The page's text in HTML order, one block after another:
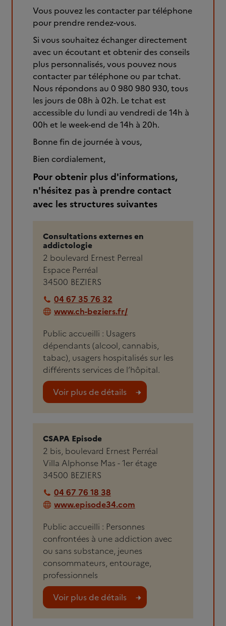
Vous pouvez les contacter par téléphone
pour prendre rendez-vous.
Si vous souhaitez échanger directement
avec un écoutant et obtenir des conseils
plus personnalisés, vous pouvez nous
contacter par téléphone ou par tchat.
Nous répondons au 0 980 980 930, tous
les jours de 08h à 02h. Le tchat est
accessible du lundi au vendredi de 14h à
00h et le week-end de 14h à 20h.
Bonne fin de journée à vous,
Bien cordialement,
Pour obtenir plus d'informations,
n'hésitez pas à prendre contact
avec les structures suivantes
Consultations externes en
addictologie
2 boulevard Ernest Perreal
Espace Perréal
34500 BEZIERS
04 67 35 76 32
www.ch-beziers.fr/
Public accueilli : Usagers
dépendants (alcool, cannabis,
tabac), usagers hospitalisés sur les
différents services de l’hôpital.
Voir plus de détails
CSAPA Episode
2 bis, boulevard Ernest Perréal
Villa Alphonse Mas - 1er étage
34500 BEZIERS
04 67 76 18 38
www.episode34.com
Public accueilli : Personnes
confrontées à une addiction avec
ou sans substance, jeunes
consommateurs, entourage,
professionnels
Voir plus de détails